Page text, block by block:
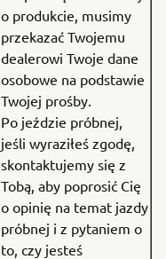
o produkcie, musimy
przekazać Twojemu
dealerowi Twoje dane
osobowe na podstawie
Twojej prośby.
Po jeździe próbnej,
jeśli wyraziłeś zgodę,
skontaktujemy się z
Tobą, aby poprosić Cię
o opinię na temat jazdy
próbnej i z pytaniem o
to, czy jesteś